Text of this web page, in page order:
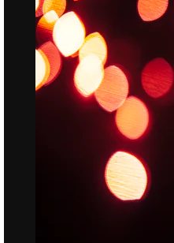
La plataforma
trabajo. Más
entre
estudios.
Español